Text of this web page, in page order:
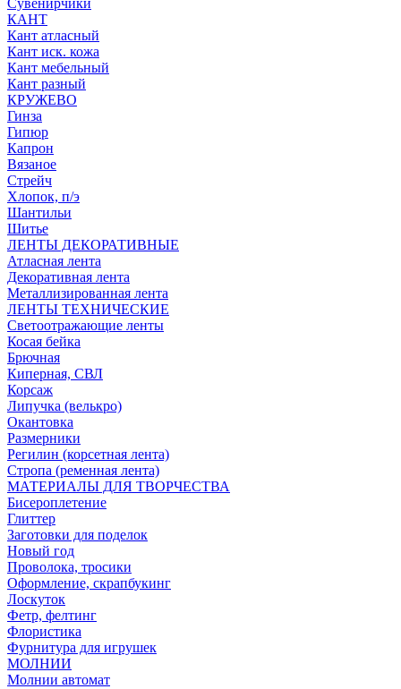
Сувенирчики
КАНТ
Кант атласный
Кант иск. кожа
Кант мебельный
Кант разный
КРУЖЕВО
Гинза
Гипюр
Капрон
Вязаное
Стрейч
Хлопок, п/э
Шантильи
Шитье
ЛЕНТЫ ДЕКОРАТИВНЫЕ
Атласная лента
Декоративная лента
Металлизированная лента
ЛЕНТЫ ТЕХНИЧЕСКИЕ
Светоотражающие ленты
Косая бейка
Брючная
Киперная, СВЛ
Корсаж
Липучка (велькро)
Окантовка
Размерники
Регилин (корсетная лента)
Стропа (ременная лента)
МАТЕРИАЛЫ ДЛЯ ТВОРЧЕСТВА
Бисероплетение
Глиттер
Заготовки для поделок
Новый год
Проволока, тросики
Оформление, скрапбукинг
Лоскуток
Фетр, фелтинг
Флористика
Фурнитура для игрушек
МОЛНИИ
Молнии автомат